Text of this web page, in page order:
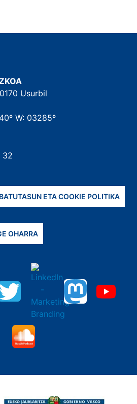
Usurbil
W: 03285º
32
ETA COOKIE POLITIKA
OHARRA